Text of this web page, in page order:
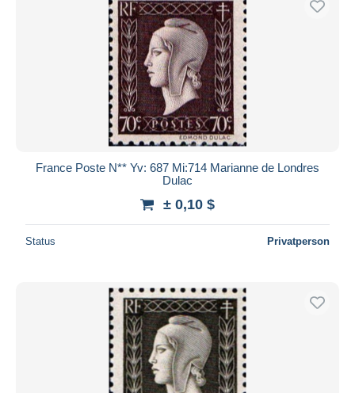
France Poste N** Yv: 687 Mi:714 Marianne de Londres
Dulac
± 0,10 $
Status Privatperson